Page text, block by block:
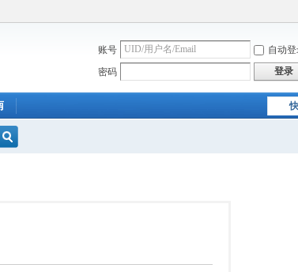
账号 自动
密码
登录